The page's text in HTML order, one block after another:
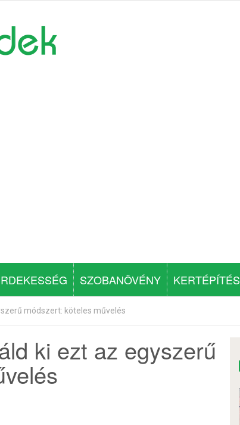
SZOBANÖVÉNY KERTÉPÍTÉS
módszert: köteles művelés
ki ezt az egyszerű